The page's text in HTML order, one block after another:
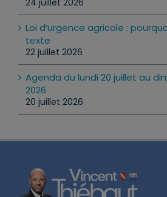
Loi d’urgence agricole :
texte
22 juillet 2026
Agenda du lundi 20 juillet au
2026
20 juillet 2026